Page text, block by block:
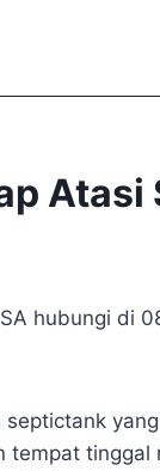
hubungi
tinggal